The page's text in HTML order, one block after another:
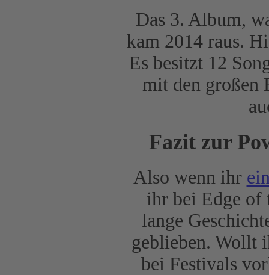
Das 3. Album,
kam 2014 raus.
Es besitzt 12
mit den großen
Fazit zur
Also wenn ihr
ihr bei Edge of
lange
geblieben. Wollt
bei Festivals